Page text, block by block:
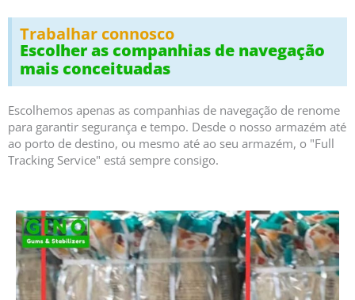
Trabalhar connosco
Escolher as companhias de navegação
mais conceituadas
Escolhemos apenas as companhias de navegação de renome
para garantir segurança e tempo. Desde o nosso armazém até
ao porto de destino, ou mesmo até ao seu armazém, o "Full
Tracking Service" está sempre consigo.